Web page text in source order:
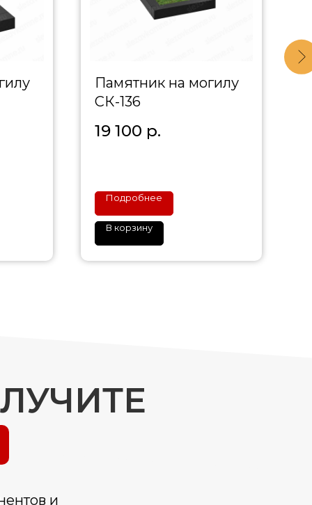
Памятник на могилу
СК-136
19 100 р.
Подробнее
В корзину
и